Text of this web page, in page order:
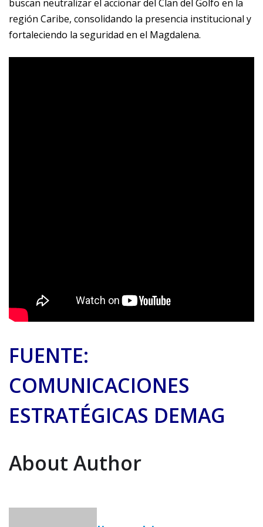
buscan neutralizar el accionar del Clan del Golfo en la
región Caribe, consolidando la presencia institucional y
fortaleciendo la seguridad en el Magdalena.
FUENTE:
COMUNICACIONES
ESTRATÉGICAS DEMAG
About Author